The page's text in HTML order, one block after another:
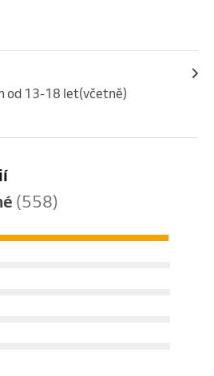
od 13-18 let(včetně)
(558)